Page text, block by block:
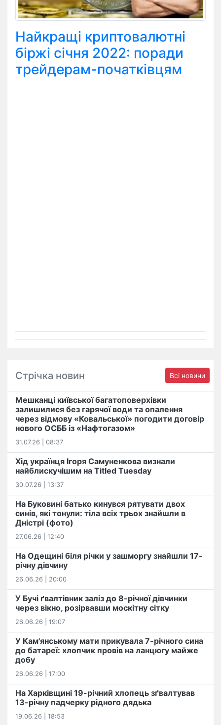
Найкращі криптовалютні
біржі січня 2022: поради
трейдерам-початківцям
Стрічка новин Всі новини
Мешканці київської багатоповерхівки
залишилися без гарячої води та опалення
через відмову «Ковальської» погодити договір
нового ОСББ із «Нафтогазом»
31.07.26 | 08:37
Хід українця Ігоря Самуненкова визнали
найблискучішим на Titled Tuesday
30.07.26 | 13:37
На Буковині батько кинувся рятувати двох
синів, які тонули: тіла всіх трьох знайшли в
Дністрі (фото)
27.06.26 | 12:40
На Одещині біля річки у зашморгу знайшли 17-
річну дівчину
26.06.26 | 20:00
У Бучі ґвалтівник заліз до 8-річної дівчинки
через вікно, розірвавши москітну сітку
26.06.26 | 19:07
У Кам'янському мати прикувала 7-річного сина
до батареї: хлопчик провів на ланцюгу майже
добу
26.06.26 | 17:00
На Харківщині 19-річний хлопець​ ️зґвалтував
13-річну падчерку рідного дядька
19.06.26 | 18:53